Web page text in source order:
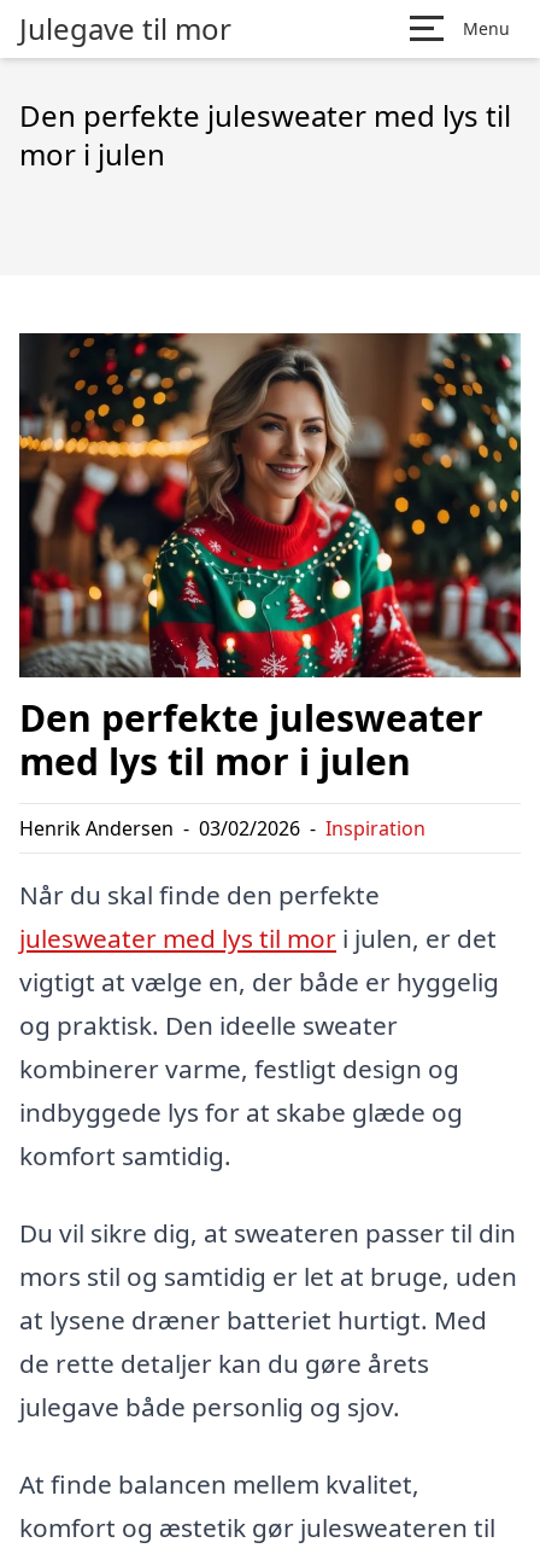
Julegave til mor Menu
Den perfekte julesweater med lys til
mor i julen
Den perfekte julesweater
med lys til mor i julen
Henrik Andersen - 03/02/2026 - Inspiration
Når du skal finde den perfekte
julesweater med lys til mor i julen, er det
vigtigt at vælge en, der både er hyggelig
og praktisk. Den ideelle sweater
kombinerer varme, festligt design og
indbyggede lys for at skabe glæde og
komfort samtidig.
Du vil sikre dig, at sweateren passer til din
mors stil og samtidig er let at bruge, uden
at lysene dræner batteriet hurtigt. Med
de rette detaljer kan du gøre årets
julegave både personlig og sjov.
At finde balancen mellem kvalitet,
komfort og æstetik gør julesweateren til